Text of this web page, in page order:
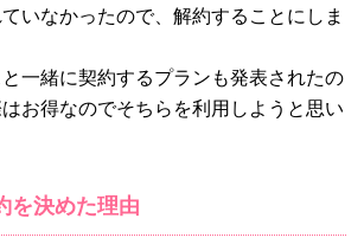
いなかったので、解約することにしま
一緒に契約するプランも発表されたの
お得なのでそちらを利用しようと思い
を決めた理由